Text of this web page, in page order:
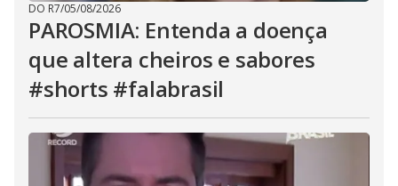
DO R7/05/08/2026
PAROSMIA: Entenda a doença
que altera cheiros e sabores
#shorts #falabrasil